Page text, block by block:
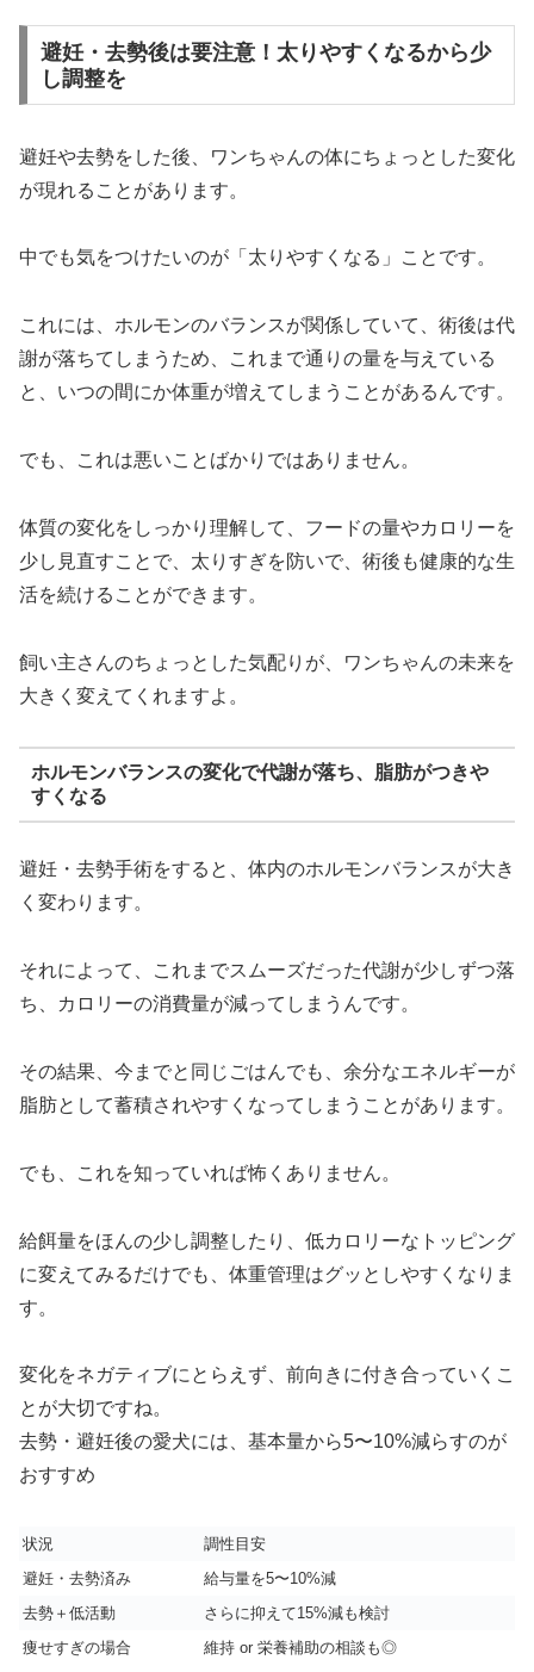
避妊・去勢後は要注意！太りやすくなるから少
し調整を
避妊や去勢をした後、ワンちゃんの体にちょっとした変化
が現れることがあります。
中でも気をつけたいのが「太りやすくなる」ことです。
これには、ホルモンのバランスが関係していて、術後は代
謝が落ちてしまうため、これまで通りの量を与えている
と、いつの間にか体重が増えてしまうことがあるんです。
でも、これは悪いことばかりではありません。
体質の変化をしっかり理解して、フードの量やカロリーを
少し見直すことで、太りすぎを防いで、術後も健康的な生
活を続けることができます。
飼い主さんのちょっとした気配りが、ワンちゃんの未来を
大きく変えてくれますよ。
ホルモンバランスの変化で代謝が落ち、脂肪がつきや
すくなる
避妊・去勢手術をすると、体内のホルモンバランスが大き
く変わります。
それによって、これまでスムーズだった代謝が少しずつ落
ち、カロリーの消費量が減ってしまうんです。
その結果、今までと同じごはんでも、余分なエネルギーが
脂肪として蓄積されやすくなってしまうことがあります。
でも、これを知っていれば怖くありません。
給餌量をほんの少し調整したり、低カロリーなトッピング
に変えてみるだけでも、体重管理はグッとしやすくなりま
す。
変化をネガティブにとらえず、前向きに付き合っていくこ
とが大切ですね。
去勢・避妊後の愛犬には、基本量から5〜10%減らすのが
おすすめ
状況
調性目安
避妊・去勢済み
給与量を5〜10%減
去勢＋低活動
さらに抑えて15%減も検討
痩せすぎの場合
維持 or 栄養補助の相談も◎